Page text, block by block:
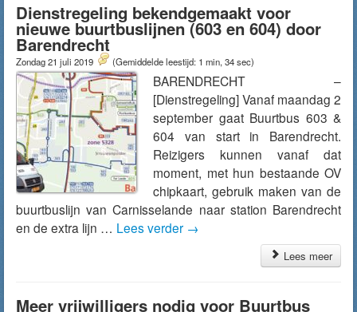
Dienstregeling bekendgemaakt voor
nieuwe buurtbuslijnen (603 en 604) door
Barendrecht
Zondag 21 juli 2019 (Gemiddelde leestijd: 1 min, 34 sec)
BARENDRECHT –
[Dienstregeling] Vanaf maandag 2
september gaat Buurtbus 603 &
604 van start in Barendrecht.
Reizigers kunnen vanaf dat
moment, met hun bestaande OV
chipkaart, gebruik maken van de
buurtbuslijn van Carnisselande naar station Barendrecht
en de extra lijn … Lees verder →
Lees meer
Meer vrijwilligers nodig voor Buurtbus